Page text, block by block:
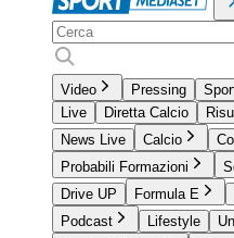
Video Pressing
Live
Diretta Calcio
News Live
Calcio
Probabili Formazioni
Drive UP
Formula E
Podcast
Lifestyle